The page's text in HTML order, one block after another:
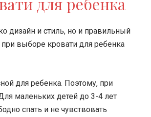
дизайн и стиль, но и правильный
выборе кровати для ребенка
для ребенка. Поэтому, при
маленьких детей до 3-4 лет
спать и не чувствовать